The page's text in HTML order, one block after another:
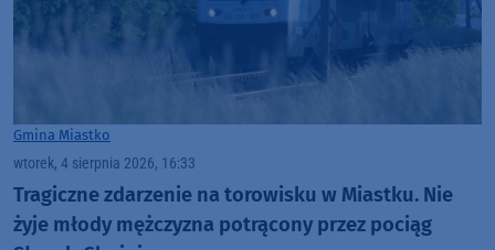
Gmina Miastko
wtorek, 4 sierpnia 2026, 16:33
Tragiczne zdarzenie na torowisku w Miastku. Nie
żyje młody mężczyzna potrącony przez pociąg